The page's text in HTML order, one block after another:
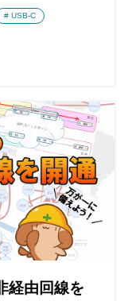
USB-C
経由回線を